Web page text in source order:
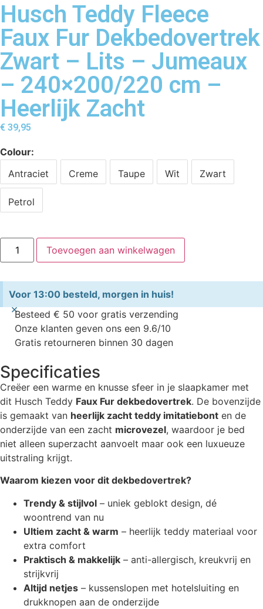
Husch Teddy Fleece
Faux Fur Dekbedovertrek
Zwart – Lits – Jumeaux
– 240×200/220 cm –
Heerlijk Zacht
€ 39,95
Colour
Antraciet
Creme Taupe Wit Zwart
Petrol
Toevoegen aan winkelwagen
Voor 13:00 besteld, morgen in huis!
×Besteed € 50 voor gratis verzending
Onze klanten geven ons een 9.6/10
Gratis retourneren binnen 30 dagen
Specificaties
Creëer een warme en knusse sfeer in je slaapkamer met
dit Husch Teddy Faux Fur dekbedovertrek. De bovenzijde
is gemaakt van heerlijk zacht teddy imitatiebont en de
onderzijde van een zacht microvezel, waardoor je bed
niet alleen superzacht aanvoelt maar ook een luxueuze
uitstraling krijgt.
Waarom kiezen voor dit dekbedovertrek?
Trendy & stijlvol – uniek geblokt design, dé
woontrend van nu
Ultiem zacht & warm – heerlijk teddy materiaal voor
extra comfort
Praktisch & makkelijk – anti-allergisch, kreukvrij en
strijkvrij
Altijd netjes – kussenslopen met hotelsluiting en
drukknopen aan de onderzijde